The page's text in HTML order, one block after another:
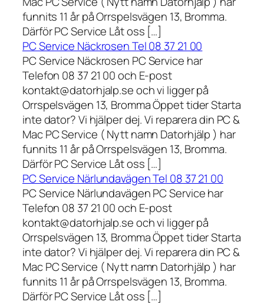
funnits 11 år på Orrspelsvägen 13, Bromma.
Därför PC Service Låt oss […]
PC Service Näckrosen Tel 08 37 21 00
PC Service Näckrosen PC Service har
Telefon 08 37 21 00 och E-post
kontakt@datorhjalp.se och vi ligger på
Orrspelsvägen 13, Bromma Öppet tider Starta
inte dator? Vi hjälper dej. Vi reparera din PC &
Mac PC Service ( Nytt namn Datorhjälp ) har
funnits 11 år på Orrspelsvägen 13, Bromma.
Därför PC Service Låt oss […]
PC Service Närlundavägen Tel 08 37 21 00
PC Service Närlundavägen PC Service har
Telefon 08 37 21 00 och E-post
kontakt@datorhjalp.se och vi ligger på
Orrspelsvägen 13, Bromma Öppet tider Starta
inte dator? Vi hjälper dej. Vi reparera din PC &
Mac PC Service ( Nytt namn Datorhjälp ) har
funnits 11 år på Orrspelsvägen 13, Bromma.
Därför PC Service Låt oss […]